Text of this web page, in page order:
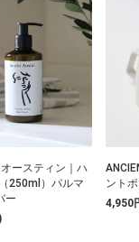
ースティン｜ハ
250ml）パルマ
ー
ント
4,950